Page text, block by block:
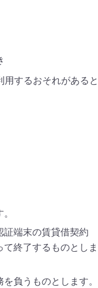
するおそれがあると
端末の賃貸借契約
終了するものとしま
負うものとします。